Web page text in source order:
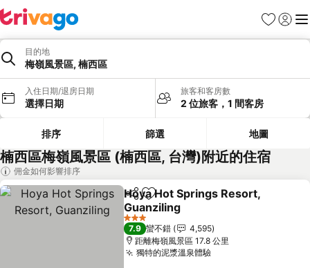
我的最愛
登入 選
目的地
梅嶺風景區, 楠西區
入住日期/退房日期
選擇日期
旅客和客房數
2 位旅客，1 間客房
排序 篩選 地圖
楠西區梅嶺風景區 (楠西區, 台灣)附近的住宿
佣金如何影響排序
分享 加入我的最愛
Hoya Hot Springs Resort,
Guanziling
3 星級
7.9 蠻不錯
4,595
距離梅嶺風景區 17.8 公里
獨特的泥漿溫泉體驗